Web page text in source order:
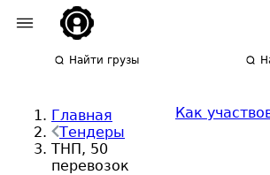
Найти грузы
Главная
Тендеры
ТНП, 50
перевозок
Как